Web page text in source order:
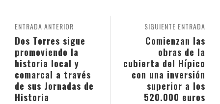
SIGUIENTE ENTRADA
Comienzan las
obras de la
cubierta del Hípico
con una inversión
superior a los
520.000 euros
ENTRADA ANTERIOR
Dos Torres sigue
promoviendo la
historia local y
comarcal a través
de sus Jornadas de
Historia